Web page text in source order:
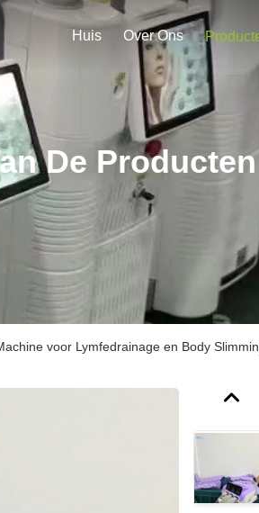
Huis Over Ons
De Producten
voor Lymfedrainage en Body